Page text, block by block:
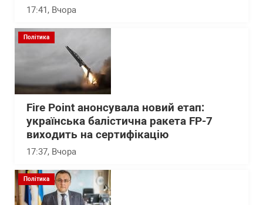
17:41, Вчора
Політика
Fire Point анонсувала новий етап:
українська балістична ракета FP-7
виходить на сертифікацію
17:37, Вчора
Політика